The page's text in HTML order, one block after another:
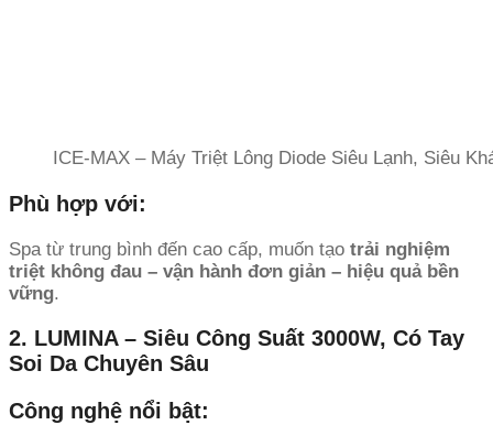
ICE-MAX – Máy Triệt Lông Diode Siêu Lạnh, Siêu
Phù hợp với:
Spa từ trung bình đến cao cấp, muốn tạo trải nghiệm
triệt không đau – vận hành đơn giản – hiệu quả bền
vững.
2. LUMINA – Siêu Công Suất 3000W, Có Tay
Soi Da Chuyên Sâu
Công nghệ nổi bật: